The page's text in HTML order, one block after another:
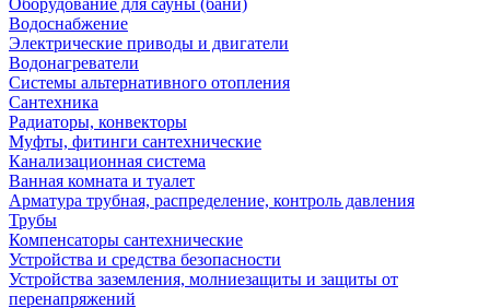
Оборудование для сауны (бани)
Водоснабжение
Электрические приводы и двигатели
Водонагреватели
Системы альтернативного отопления
Сантехника
Радиаторы, конвекторы
Муфты, фитинги сантехнические
Канализационная система
Ванная комната и туалет
Арматура трубная, распределение, контроль давления
Трубы
Компенсаторы сантехнические
Устройства и средства безопасности
Устройства заземления, молниезащиты и защиты от
перенапряжений